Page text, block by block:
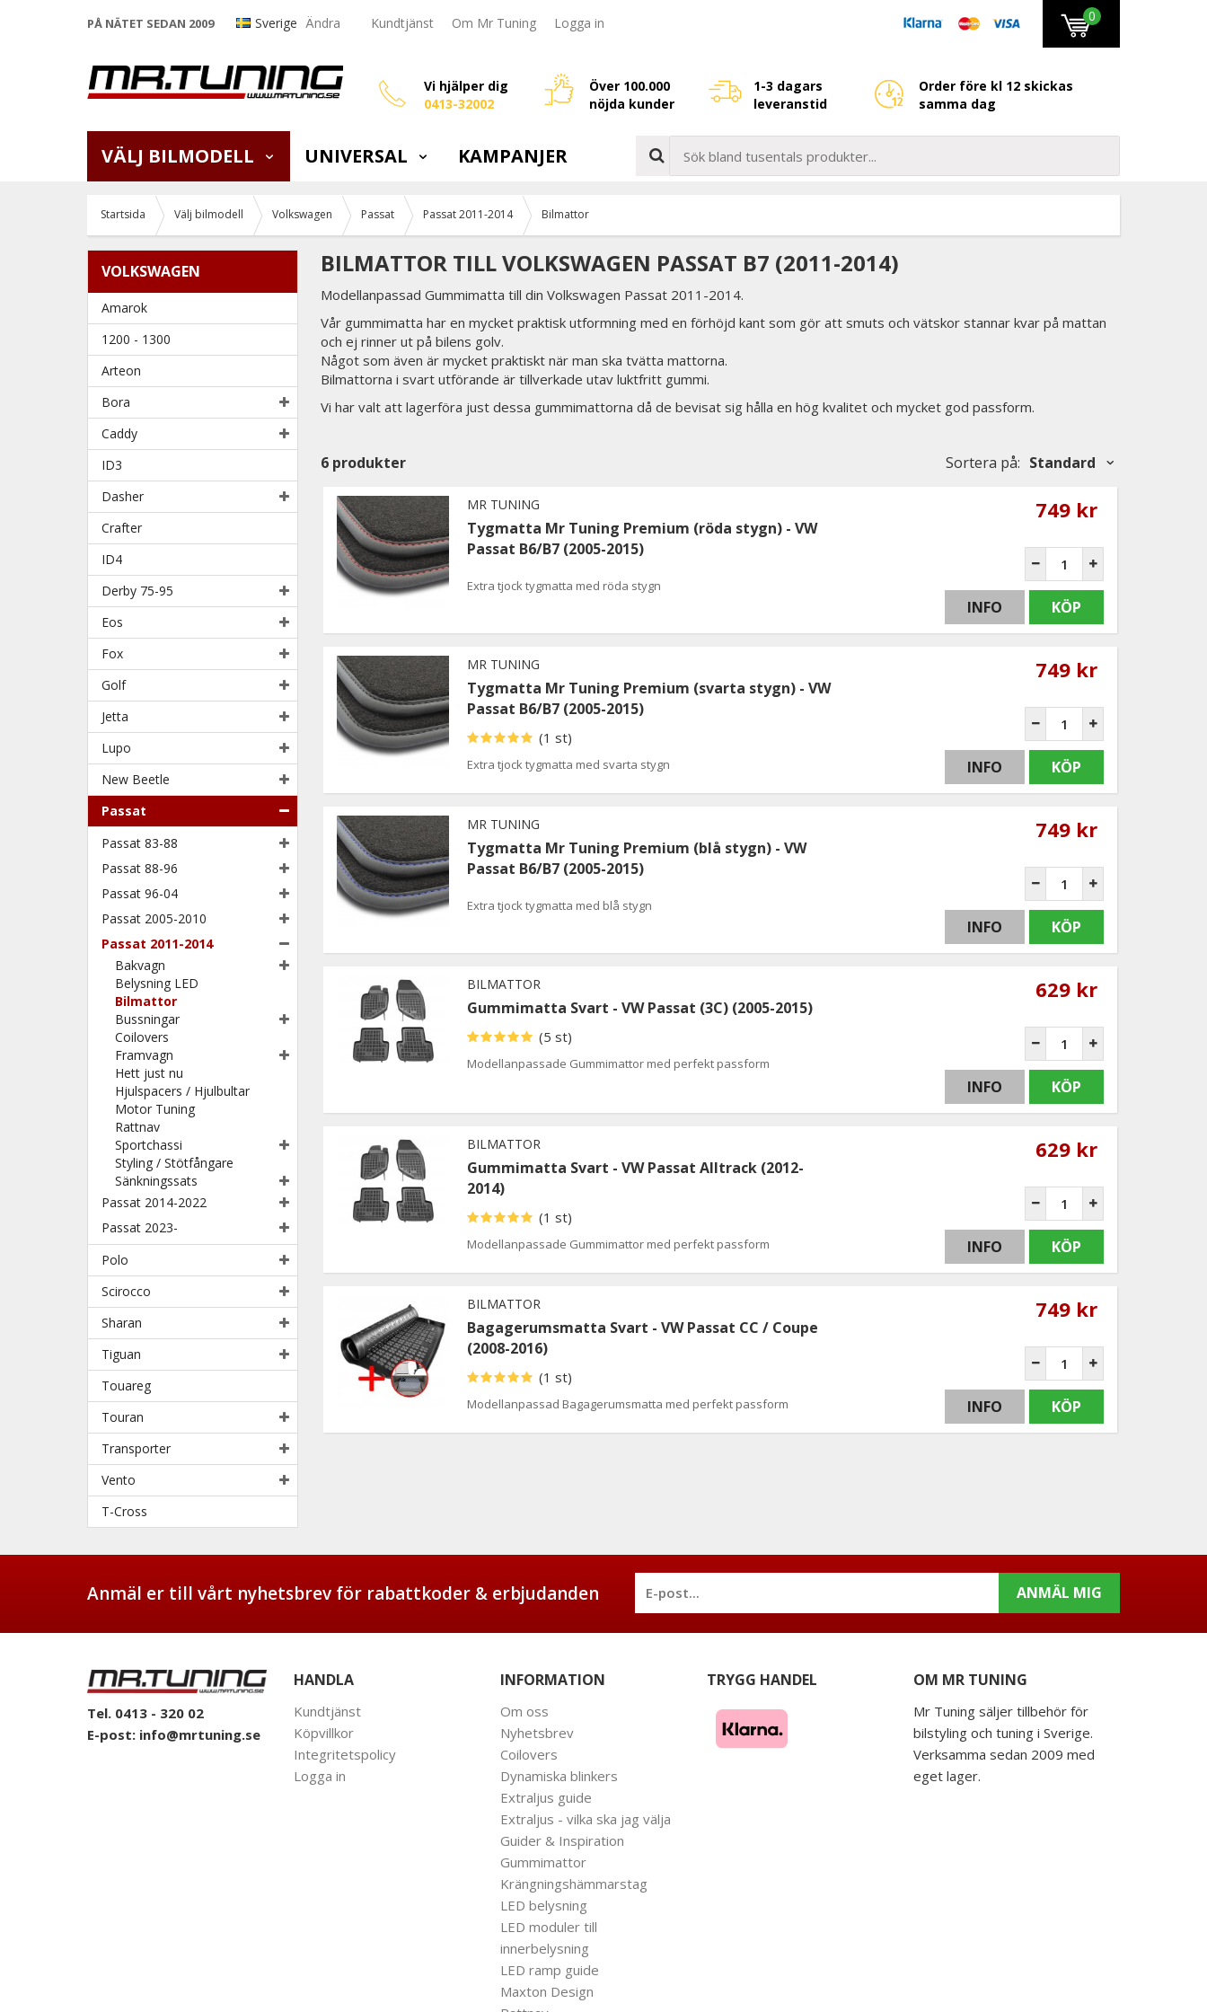
PÅ NÄTET SEDAN 2009 Sverige Ändra Kundtjänst Om Mr Tuning Logga in 0
Vi hjälper dig
0413-32002
Över 100.000
nöjda kunder
1-3 dagars
leveranstid
Order före kl 12 skickas
samma dag
VÄLJ BILMODELL UNIVERSAL KAMPANJER
Startsida Välj bilmodell Volkswagen Passat Passat 2011-2014 Bilmattor
VOLKSWAGEN
Amarok
1200 - 1300
Arteon
Bora
Caddy
ID3
Dasher
Crafter
ID4
Derby 75-95
Eos
Fox
Golf
Jetta
Lupo
New Beetle
Passat
Passat 83-88
Passat 88-96
Passat 96-04
Passat 2005-2010
Passat 2011-2014
Bakvagn
Belysning LED
Bilmattor
Bussningar
Coilovers
Framvagn
Hett just nu
Hjulspacers / Hjulbultar
Motor Tuning
Rattnav
Sportchassi
Styling / Stötfångare
Sänkningssats
Passat 2014-2022
Passat 2023-
Polo
Scirocco
Sharan
Tiguan
Touareg
Touran
Transporter
Vento
T-Cross
BILMATTOR TILL VOLKSWAGEN PASSAT B7 (2011-2014)
Modellanpassad Gummimatta till din Volkswagen Passat 2011-2014.
Vår gummimatta har en mycket praktisk utformning med en förhöjd kant som gör att smuts och vätskor stannar kvar på mattan
och ej rinner ut på bilens golv.
Något som även är mycket praktiskt när man ska tvätta mattorna.
Bilmattorna i svart utförande är tillverkade utav luktfritt gummi.
Vi har valt att lagerföra just dessa gummimattorna då de bevisat sig hålla en hög kvalitet och mycket god passform.
6 produkter Sortera på: Standard
MR TUNING
Tygmatta Mr Tuning Premium (röda stygn) - VW
Passat B6/B7 (2005-2015)
Extra tjock tygmatta med röda stygn
749 kr
INFO KÖP
MR TUNING
Tygmatta Mr Tuning Premium (svarta stygn) - VW
Passat B6/B7 (2005-2015)
(1 st)
Extra tjock tygmatta med svarta stygn
749 kr
INFO KÖP
MR TUNING
Tygmatta Mr Tuning Premium (blå stygn) - VW
Passat B6/B7 (2005-2015)
Extra tjock tygmatta med blå stygn
749 kr
INFO KÖP
BILMATTOR
Gummimatta Svart - VW Passat (3C) (2005-2015)
(5 st)
Modellanpassade Gummimattor med perfekt passform
629 kr
INFO KÖP
BILMATTOR
Gummimatta Svart - VW Passat Alltrack (2012-
2014)
(1 st)
Modellanpassade Gummimattor med perfekt passform
629 kr
INFO KÖP
BILMATTOR
Bagagerumsmatta Svart - VW Passat CC / Coupe
(2008-2016)
(1 st)
Modellanpassad Bagagerumsmatta med perfekt passform
749 kr
INFO KÖP
Anmäl er till vårt nyhetsbrev för rabattkoder & erbjudanden ANMÄL MIG
Tel. 0413 - 320 02
E-post: info@mrtuning.se
HANDLA
Kundtjänst
Köpvillkor
Integritetspolicy
Logga in
INFORMATION
Om oss
Nyhetsbrev
Coilovers
Dynamiska blinkers
Extraljus guide
Extraljus - vilka ska jag välja
Guider & Inspiration
Gummimattor
Krängningshämmarstag
LED belysning
LED moduler till
innerbelysning
LED ramp guide
Maxton Design
TRYGG HANDEL OM MR TUNING
Mr Tuning säljer tillbehör för
bilstyling och tuning i Sverige.
Verksamma sedan 2009 med
eget lager.